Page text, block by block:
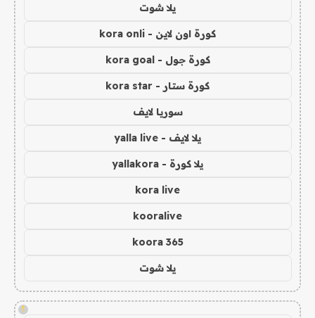
يلا شوت
كورة اون لاين - kora onli
كورة جول - kora goal
كورة ستار - kora star
سوريا لايف
يلا لايف - yalla live
يلا كورة - yallakora
kora live
kooralive
koora 365
يلا شوت
!